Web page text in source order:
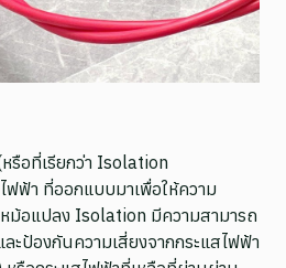
อที่เรียกว่า Isolation
ฟ้า ที่ออกแบบมาเพื่อให้ความ
หม้อแปลง Isolation มีความสามารถ
ะป้องกันความเสี่ยงจากกระแสไฟฟ้า